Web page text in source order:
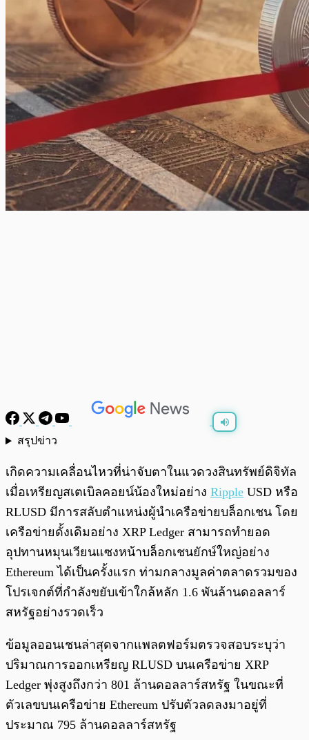
สรุปข่าว
เกิดความเคลื่อนไหวที่น่าจับตาในแวดวงสินทรัพย์ดิจิทัล
เมื่อเหรียญสเตเบิลคอยน์น้องใหม่อย่าง Ripple USD หรือ
RLUSD มีการสลับตำแหน่งผู้นำเครือข่ายบล็อกเชน โดย
เครือข่ายดั้งเดิมอย่าง XRP Ledger สามารถทำยอด
อุปทานหมุนเวียนแซงหน้าบล็อกเชนยักษ์ใหญ่อย่าง
Ethereum ได้เป็นครั้งแรก ท่ามกลางมูลค่าตลาดรวมของ
โปรเจกต์ที่กำลังขยับเข้าใกล้หลัก 1.6 พันล้านดอลลาร์
สหรัฐอย่างรวดเร็ว
ข้อมูลออนเชนล่าสุดจากแพลตฟอร์มตรวจสอบระบุว่า
ปริมาณการออกเหรียญ RLUSD บนเครือข่าย XRP
Ledger พุ่งสูงถึงกว่า 801 ล้านดอลลาร์สหรัฐ ในขณะที่
ตัวเลขบนเครือข่าย Ethereum ปรับตัวลดลงมาอยู่ที่
ประมาณ 795 ล้านดอลลาร์สหรัฐ